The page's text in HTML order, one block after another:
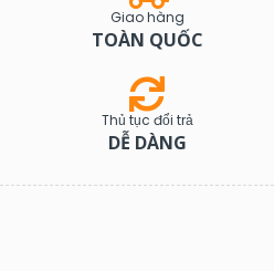
Giao hàng
TOÀN QUỐC
Thủ tục đổi trả
DỄ DÀNG